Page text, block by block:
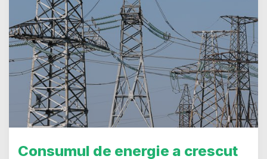
Consumul de energie a crescut